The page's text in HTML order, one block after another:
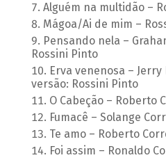
Alguém na multidão –
Mágoa/Ai de mim –
Pensando nela –
Rossini Pinto
Erva venenosa –
versão: Rossini Pinto
O Cabeção – Roberto
Fumacê – Solange
Te amo – Roberto
Foi assim – Ronaldo